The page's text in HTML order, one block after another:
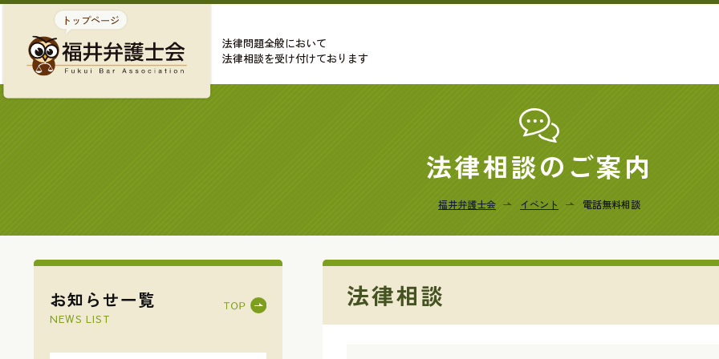
法律問題全般において
法律相談を受け付けております
法律相談のご案内
福井弁護士会 イベント 電話無料相談
お知らせ一覧
NEWS LIST
法律相談